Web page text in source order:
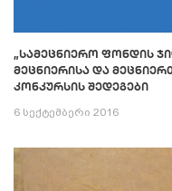
„ᲡᲐᲛᲔᲪᲜᲘᲔᲠᲝ ᲤᲝᲜᲓᲘᲡ
ᲛᲔᲪᲜᲘᲔᲠᲘᲡᲐ ᲓᲐ
ᲙᲝᲜᲙᲣᲠᲡᲘᲡ ᲨᲔᲓᲔᲒᲔᲑᲘ
6 სექტემბერი 2016